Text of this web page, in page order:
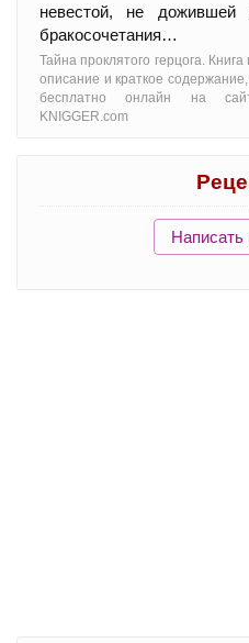
невестой, не дожившей
бракосочетания…
Тайна проклятого герцога.
oписание и краткое
бесплатно онлайн на
KNIGGER.com